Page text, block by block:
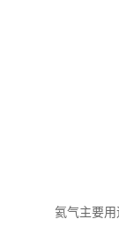
氦气主要用